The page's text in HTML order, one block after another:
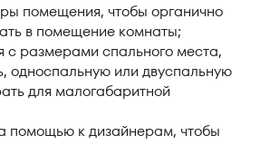
помещения, чтобы органично
в помещение комнаты;
с размерами спального места,
односпальную или двуспальную
для малогабаритной
помощью к дизайнерам, чтобы